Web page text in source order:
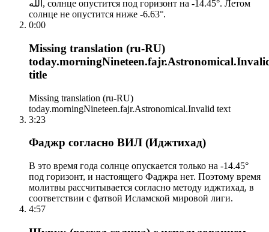
الله, солнце опустится под горизонт на -14.45°. Летом
солнце не опустится ниже -6.63°.
0:00
Missing translation (ru-RU)
title
Missing translation (ru-RU)
today.morningNineteen.fajr.Astronomical.Invalid text
3:23
Фаджр согласно ВИЛ (Иджтихад)
В это время года солнце опускается только на -14.45°
под горизонт, и настоящего Фаджра нет. Поэтому время
молитвы рассчитывается согласно методу иджтихад, в
соответствии с фатвой Исламской мировой лиги.
4:57